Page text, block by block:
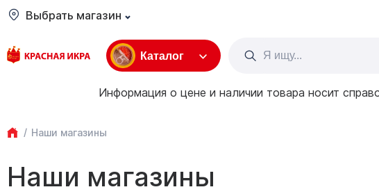
Выбрать магазин
Каталог
Информация о цене и наличии товара носит
Наши магазины
Наши магазины